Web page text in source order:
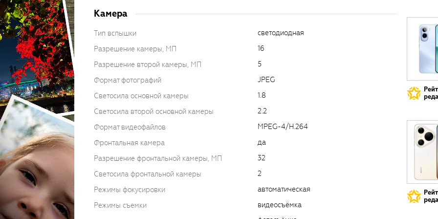
Камера
Тип вспышки
светодиодная
Разрешение камеры, МП
16
Разрешение второй камеры, МП
5
Формат фотографий
JPEG
Светосила основной камеры
1.8
Светосила второй основной камеры
2.2
Формат видеофайлов
MPEG-4/H.264
Фронтальная камера
да
Разрешение фронтальной камеры, МП
32
Светосила фронтальной камеры
2
Режимы фокусировки
автоматическая
Режимы съемки
видеосъёмка